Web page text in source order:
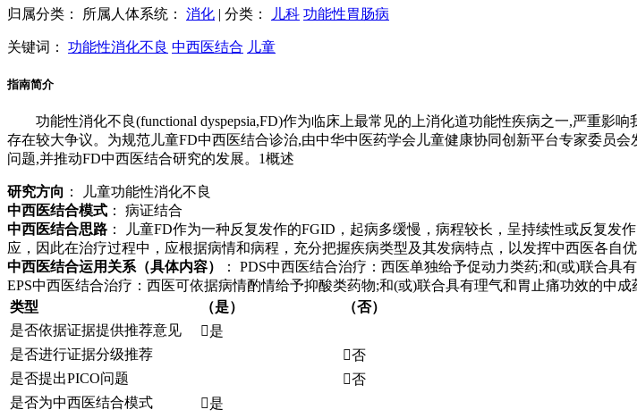
归属分类： 所属人体系统： 消化 | 分类： 儿科 功能性胃肠病
关键词： 功能性消化不良 中西医结合 儿童
指南简介
功能性消化不良(functional dyspepsia,FD)作为临床上最常见的上消化道功能性疾病之一,严重
存在较大争议。为规范儿童FD中西医结合诊治,由中华中医药学会儿童健康协同创新平台专家委员
问题,并推动FD中西医结合研究的发展。1概述
研究方向 ： 儿童功能性消化不良
中西医结合模式 ： 病证结合
中西医结合思路 ： 儿童FD作为一种反复发作的FGID，起病多缓慢，病程较长，呈持续性或反复
应，因此在治疗过程中，应根据病情和病程，充分把握疾病类型及其发病特点，以发挥中西医各自优
中西医结合运用关系（具体内容）
： PDS中西医结合治疗：西医单独给予促动力类药;和(或)联合
EPS中西医结合治疗：西医可依据病情酌情给予抑酸类药物;和(或)联合具有理气和胃止痛功效的中
类型
（是）
（否）
是否依据证据提供推荐意见
是
是否进行证据分级推荐
否
是否提出PICO问题
否
是否为中西医结合模式
是